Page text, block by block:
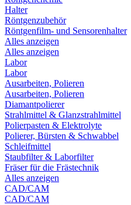
Halter
Röntgenzubehör
Röntgenfilm- und Sensorenhalter
Alles anzeigen
Alles anzeigen
Labor
Labor
Ausarbeiten, Polieren
Ausarbeiten, Polieren
Diamantpolierer
Strahlmittel & Glanzstrahlmittel
Polierpasten & Elektrolyte
Polierer, Bürsten & Schwabbel
Schleifmittel
Staubfilter & Laborfilter
Fräser für die Frästechnik
Alles anzeigen
CAD/CAM
CAD/CAM